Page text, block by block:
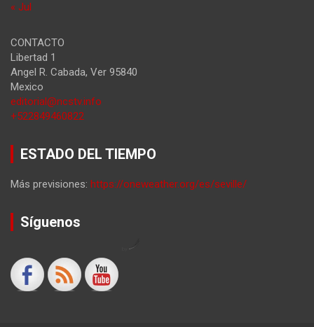
« Jul
CONTACTO
Libertad 1
Angel R. Cabada, Ver 95840
Mexico
editorial@ncstv.info
+522849460822
ESTADO DEL TIEMPO
Más previsiones: https://oneweather.org/es/seville/
Síguenos